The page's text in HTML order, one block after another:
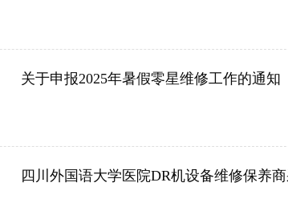
关于申报2025年暑假零星维修工作的通知
四川外国语大学医院DR机设备维修保养